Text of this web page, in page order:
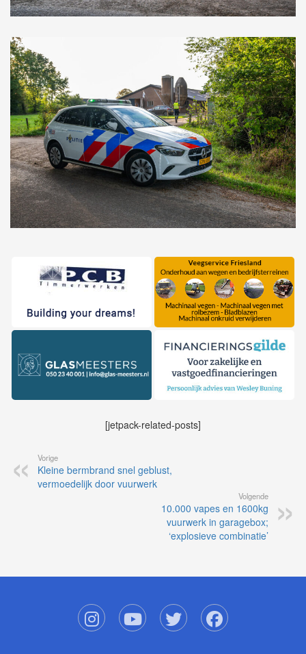
[jetpack-related-posts]
Vorige
Kleine bermbrand snel geblust,
vermoedelijk door vuurwerk
Volgende
10.000 vapes en 1600kg
vuurwerk in garagebox;
‘explosieve combinatie’